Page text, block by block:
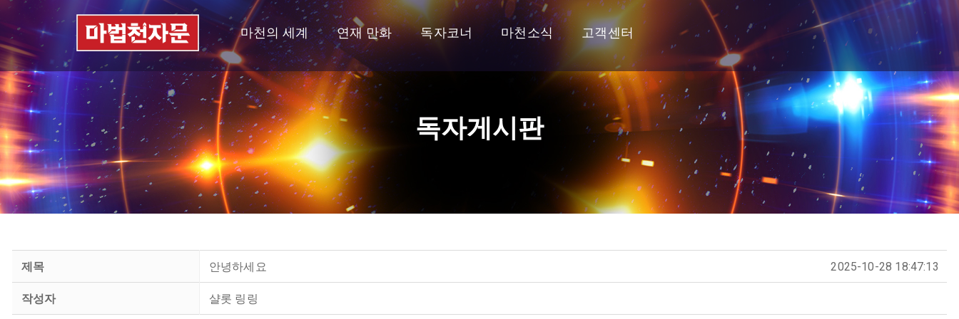
마천의 세계 연재 만화 독자코너 마천소식 고객센터
독자게시판
제목 안녕하세요 2025-10-28 18:47:13
작성자 샬롯 링링